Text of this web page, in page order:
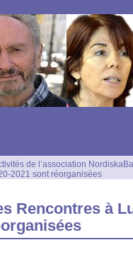
de l’association
2021 sont réorganisées
Rencontres à